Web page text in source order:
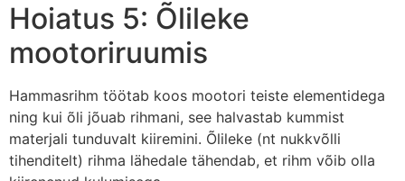
Hoiatus 5: Õlileke
mootoriruumis
Hammasrihm töötab koos mootori teiste elementidega
ning kui õli jõuab rihmani, see halvastab kummist
materjali tunduvalt kiiremini. Õlileke (nt nukkvõlli
tihenditelt) rihma lähedale tähendab, et rihm võib olla